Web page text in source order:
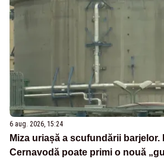
6 aug. 2026, 15:24
Miza uriașă a scufundării barjelor.
Cernavodă poate primi o nouă